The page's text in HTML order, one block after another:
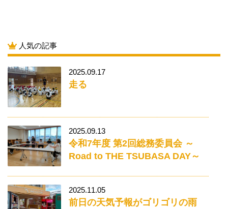
人気の記事
2025.09.17
走る
2025.09.13
令和7年度 第2回総務委員会 ～
Road to THE TSUBASA DAY～
2025.11.05
前日の天気予報がゴリゴリの雨